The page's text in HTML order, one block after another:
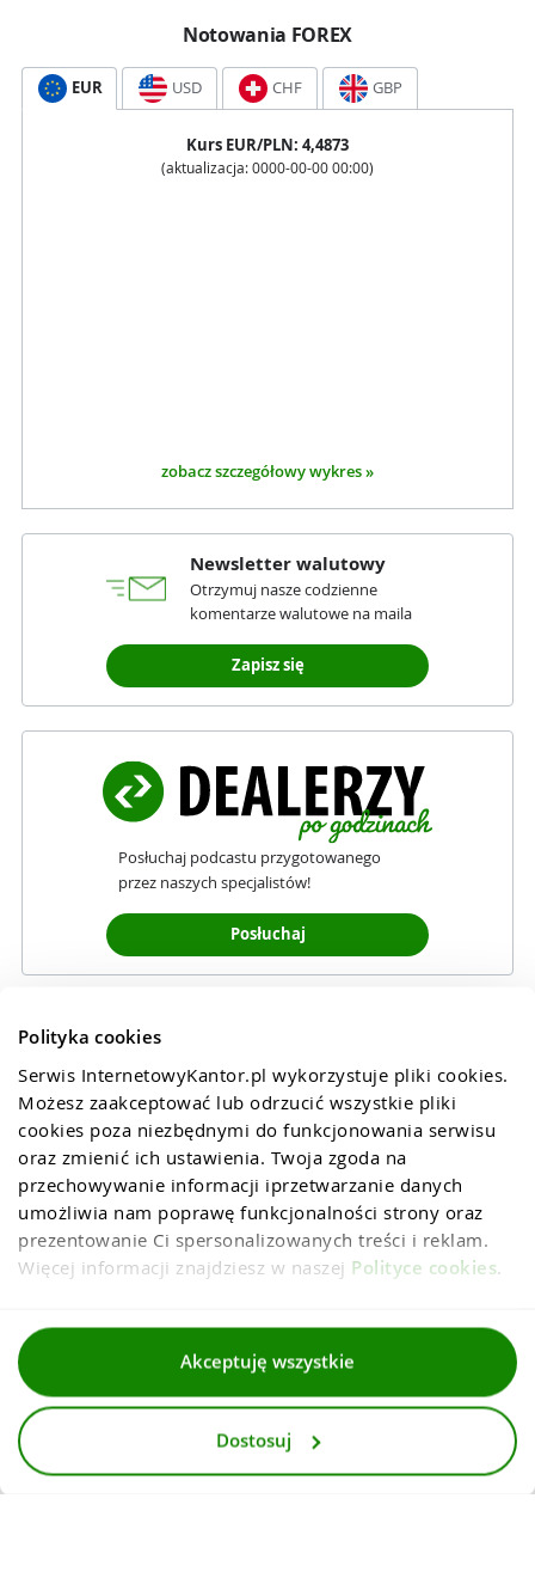
Polityka cookies
Serwis InternetowyKantor.pl wykorzystuje pliki cookies.
Możesz zaakceptować lub odrzucić wszystkie pliki
cookies poza niezbędnymi do funkcjonowania serwisu
oraz zmienić ich ustawienia. Twoja zgoda na
przechowywanie informacji iprzetwarzanie danych
umożliwia nam poprawę funkcjonalności strony oraz
prezentowanie Ci spersonalizowanych treści i reklam.
Więcej informacji znajdziesz w naszej Polityce cookies.
Akceptuję wszystkie
Dostosuj
Notowania FOREX
EUR USD CHF GBP
Kurs EUR/PLN: 4,4873
(aktualizacja: 0000-00-00 00:00)
zobacz szczegółowy wykres »
Newsletter walutowy
Otrzymuj nasze codzienne
komentarze walutowe na maila
Zapisz się
Posłuchaj podcastu przygotowanego
przez naszych specjalistów!
Posłuchaj
Regulaminy
Dla mediów